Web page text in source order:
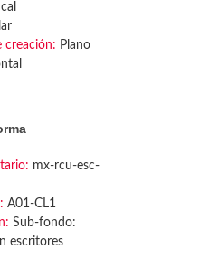
creación: Plano
mx-rcu-esc-
A01-CL1
Sub-fondo:
escritores